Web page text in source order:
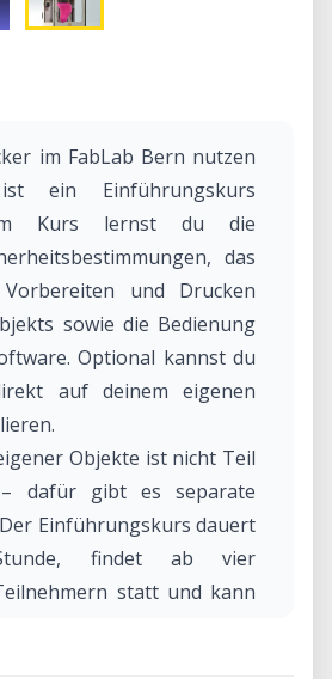
im FabLab Bern nutzen
ein Einführungskurs
Kurs lernst du die
das
Vorbereiten und Drucken
sowie die Bedienung
Optional kannst du
auf deinem eigenen
Objekte ist nicht Teil
– dafür gibt es separate
Einführungskurs dauert
findet ab vier
statt und kann